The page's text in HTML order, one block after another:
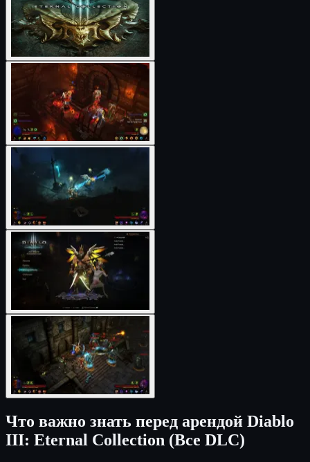
Что важно знать перед арендой Diablo
III: Eternal Collection (Все DLC)